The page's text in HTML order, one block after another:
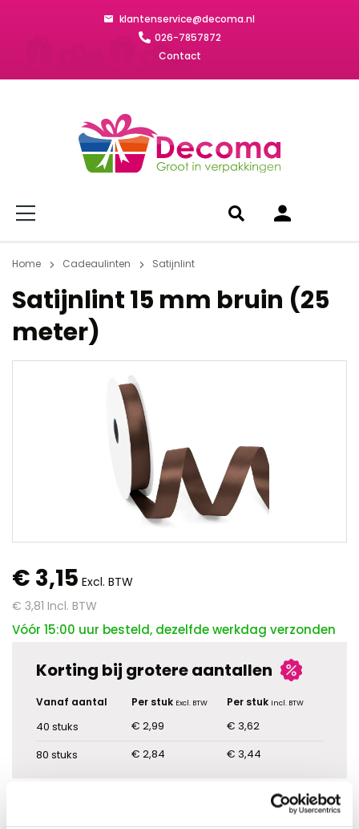
klantenservice@decoma.nl
026-7857872
Contact
Home Cadeaulinten Satijnlint
Satijnlint 15 mm bruin (25
meter)
€ 3,15 Excl. BTW
€ 3,81 Incl. BTW
Vóór 15:00 uur besteld, dezelfde werkdag verzonden
Korting bij grotere aantallen
Vanaf aantal Per stuk Excl. BTW Per stuk Incl. BTW
40 stuks € 2,99
€ 3,62
80 stuks € 2,84 € 3,44
IN WINKELWAGEN